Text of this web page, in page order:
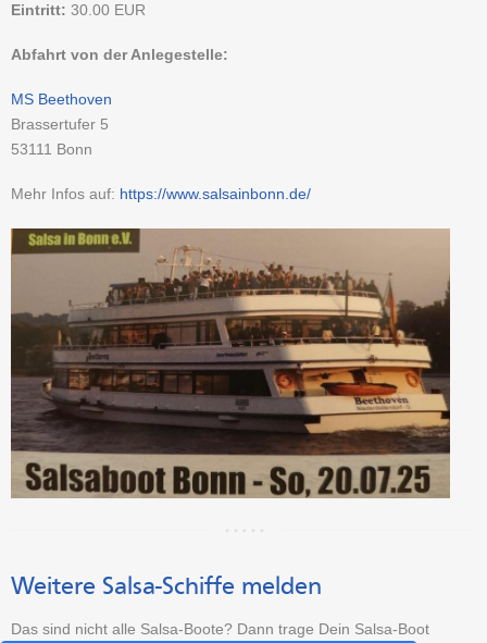
Eintritt: 30.00 EUR
Abfahrt von der Anlegestelle:
MS Beethoven
Brassertufer 5
53111 Bonn
Mehr Infos auf: https://www.salsainbonn.de/
Weitere Salsa-Schiffe melden
Das sind nicht alle Salsa-Boote? Dann trage Dein Salsa-Boot